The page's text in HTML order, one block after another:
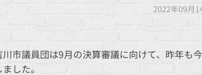
2022年09月
市議員団は9月の決算審議に向けて、昨年も
した。